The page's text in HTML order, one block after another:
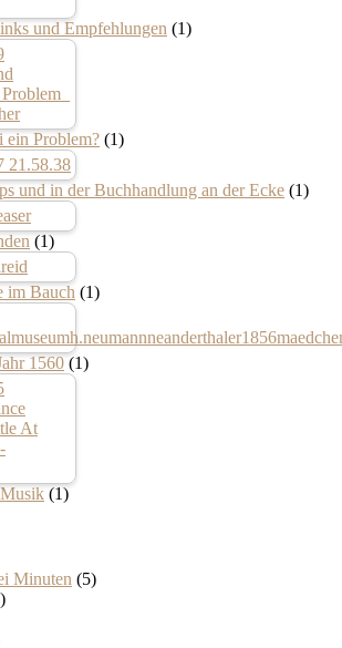
und Empfehlungen (1)
ein Problem? (1)
und in der Buchhandlung an der Ecke (1)
(1)
im Bauch (1)
1560 (1)
(1)
Minuten (5)